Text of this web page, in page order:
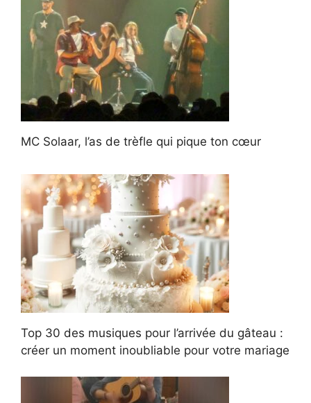
MC Solaar, l’as de trèfle qui pique ton cœur
Top 30 des musiques pour l’arrivée du gâteau :
créer un moment inoubliable pour votre mariage